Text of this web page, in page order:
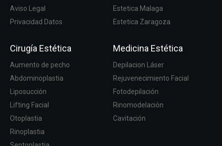
Aviso Legal
Privacidad Datos
Estetica Malaga
Estetica Zaragoza
Cirugía Estética
Aumento de pecho
Abdominoplastia
Liposucción
Lifting Facial
Otoplastia
Rinoplastia
Medicina Estética
Depilacion Láser
Rejuvenecimiento Facial
Fotodepilación
Rinomodelación
Cavitación